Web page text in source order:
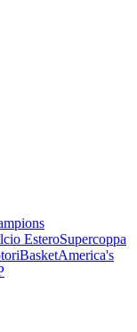
EsteroSupercoppa
BasketAmerica's